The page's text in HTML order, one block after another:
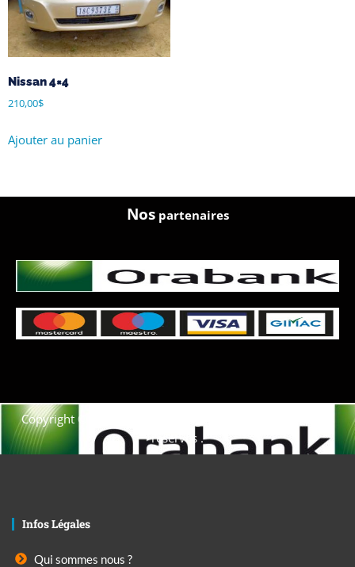
Nissan 4×4
210,00$
Ajouter au panier
Nospartenaires
Copyright © 2021. Afrique-voyage-découverte tous droits
réservés .
Infos Légales
Qui sommes nous ?